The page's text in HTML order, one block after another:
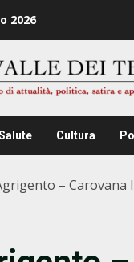
2026
Cultura
– Carovana